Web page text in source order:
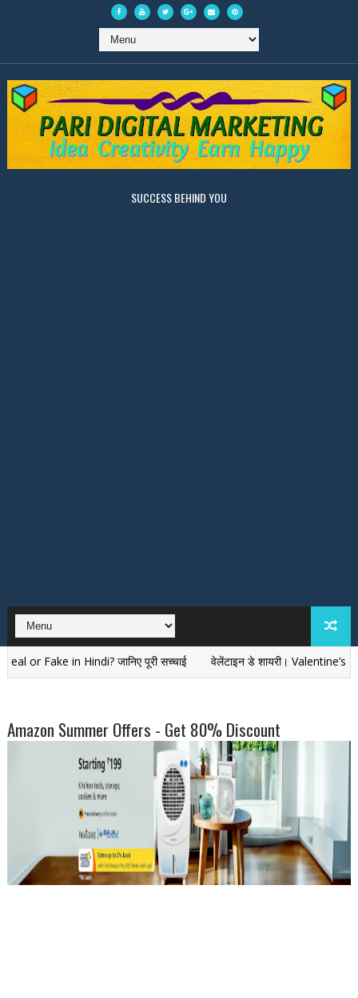
SUCCESS BEHIND YOU
in Hindi? जानिए पूरी सच्चाई वेलेंटाइन डे शायरी। Valentine’s Day
Amazon Summer Offers - Get 80% Discount